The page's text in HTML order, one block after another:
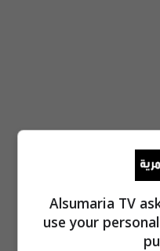
Alsumaria TV
use your